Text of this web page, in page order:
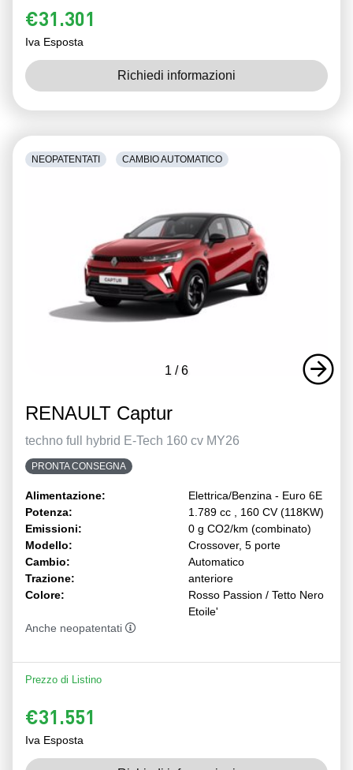
€31.301
Iva Esposta
Richiedi informazioni
1 /6
NEOPATENTATI CAMBIO AUTOMATICO
RENAULT Captur
techno full hybrid E-Tech 160 cv MY26
PRONTA CONSEGNA
Alimentazione:
Elettrica/Benzina - Euro 6E
Potenza:
1.789 cc , 160 CV (118KW)
Emissioni:
0 g CO2/km (combinato)
Modello:
Crossover, 5 porte
Cambio:
Automatico
Trazione:
anteriore
Colore:
Rosso Passion / Tetto Nero
Etoile'
Anche neopatentati
Prezzo di Listino
€31.551
Iva Esposta